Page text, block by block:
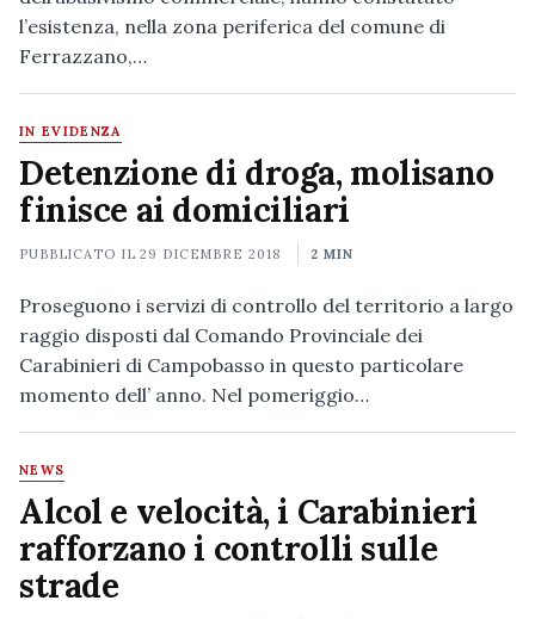
l’esistenza, nella zona periferica del comune di
Ferrazzano,…
IN EVIDENZA
Detenzione di droga, molisano
finisce ai domiciliari
PUBBLICATO IL29 DICEMBRE 2018 2 MIN
Proseguono i servizi di controllo del territorio a largo
raggio disposti dal Comando Provinciale dei
Carabinieri di Campobasso in questo particolare
momento dell’ anno. Nel pomeriggio…
NEWS
Alcol e velocità, i Carabinieri
rafforzano i controlli sulle
strade